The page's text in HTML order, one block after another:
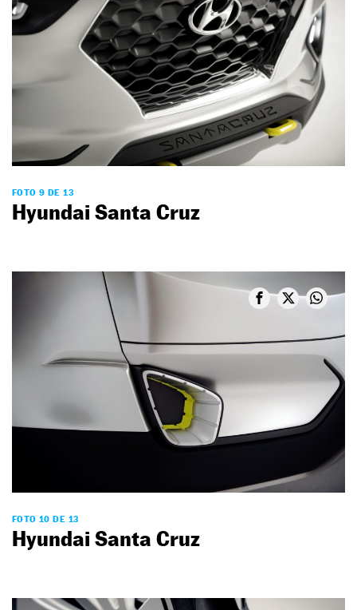
FOTO 9 DE 13
Hyundai Santa Cruz
FOTO 10 DE 13
Hyundai Santa Cruz